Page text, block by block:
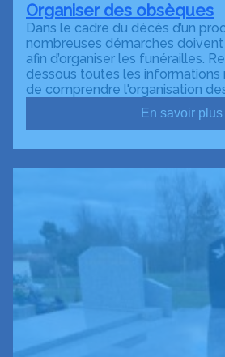
Organiser des obsèques
Dans le cadre du décès d’un
nombreuses démarches
afin d’organiser les funérailles.
dessous toutes les informations
de comprendre l'organisation
En savoir plus